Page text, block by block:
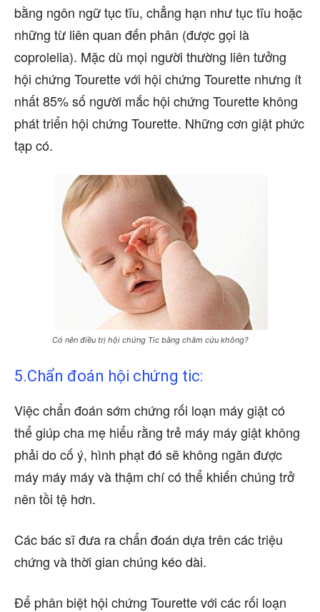
bằng ngôn ngữ tục tĩu, chẳng hạn như tục tĩu hoặc
những từ liên quan đến phân (được gọi là
coprolelia). Mặc dù mọi người thường liên tưởng
hội chứng Tourette với hội chứng Tourette nhưng ít
nhất 85% số người mắc hội chứng Tourette không
phát triển hội chứng Tourette. Những cơn giật phức
tạp có.
Có nên điều trị hội chứng Tic bằng châm cứu không?
5.Chẩn đoán hội chứng tic:
Việc chẩn đoán sớm chứng rối loạn máy giật có
thể giúp cha mẹ hiểu rằng trẻ máy máy giật không
phải do cố ý, hình phạt đó sẽ không ngăn được
máy máy máy và thậm chí có thể khiến chúng trở
nên tồi tệ hơn.
Các bác sĩ đưa ra chẩn đoán dựa trên các triệu
chứng và thời gian chúng kéo dài.
Để phân biệt hội chứng Tourette với các rối loạn